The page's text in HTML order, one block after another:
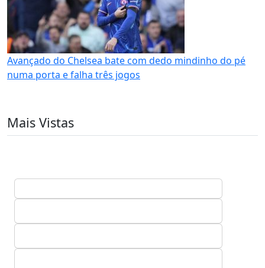
Avançado do Chelsea bate com dedo mindinho do pé
numa porta e falha três jogos
Mais Vistas